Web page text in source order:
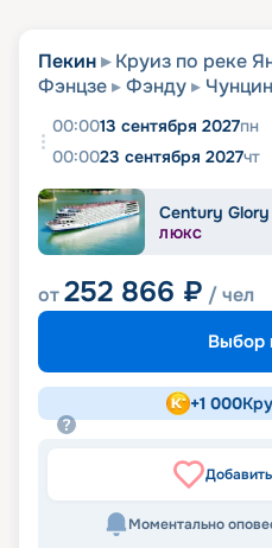
Пекин Круиз по реке
Фэнцзе
Фэнду Чунцин
00:0013 сентября 2027пн
00:0023 сентября 2027чт
Century Glory
ЛЮКС
от252 866 ₽ / чел
Выбор
+1 000
Моментально